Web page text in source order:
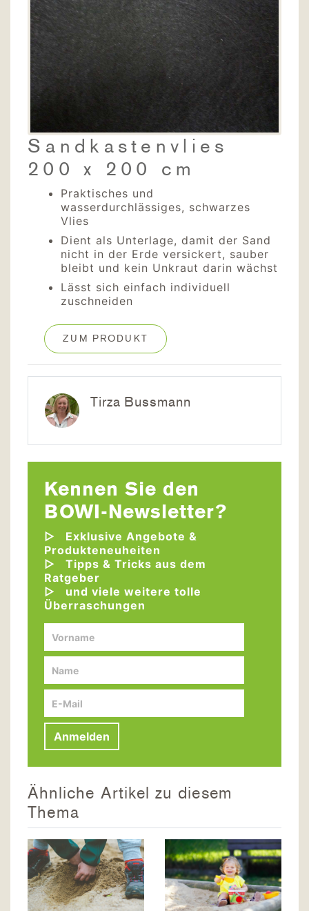
Sandkastenvlies
200 x 200 cm
Praktisches und
wasserdurchlässiges, schwarzes
Vlies
Dient als Unterlage, damit der Sand
nicht in der Erde versickert, sauber
bleibt und kein Unkraut darin wächst
Lässt sich einfach individuell
zuschneiden
ZUM PRODUKT
Tirza Bussmann
Kennen Sie den
BOWI-Newsletter?
Exklusive Angebote &
Produkteneuheiten
Tipps & Tricks aus dem
Ratgeber
und viele weitere tolle
Überraschungen
Anmelden
Ähnliche Artikel zu diesem
Thema